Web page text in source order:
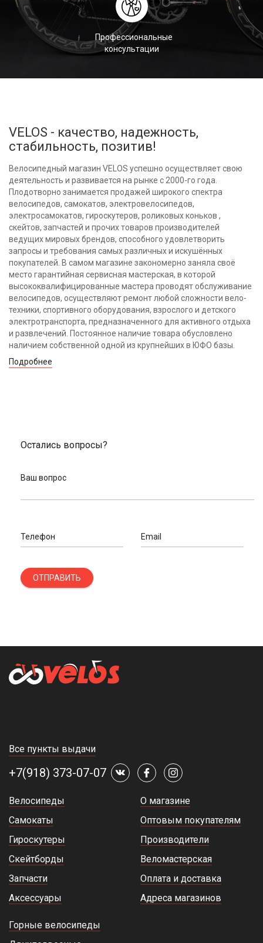
Профессиональные
консультации
VELOS - качество, надежность,
стабильность, позитив!
Велосипедный магазин VELOS успешно осуществляет свою
деятельность и развивается на рынке с 2000-го года.
Плодотворно занимается продажей широкого спектра
велосипедов, самокатов, электровелосипедов,
электросамокатов, гироскутеров, роликовых коньков ,
скейтов, запчастей и прочих товаров производителей
ведущих мировых брендов, способного удовлетворить
запросы и требования самых различных и искушённых
покупателей. В самом магазине закономерно заняла своё
место гарантийная сервисная мастерская, в которой
высококвалифицированные мастера проводят обслуживание
велосипедов, осуществляют ремонт любой сложности вело-
техники, спортивного оборудования, взрослого и детского
электротранспорта, предназначенного для активного отдыха
и развлечений. Постоянное наличие товара обусловлено
наличием собственной одной из крупнейших в ЮФО базы.
Подробнее
Остались вопросы?
Ваш вопрос
Телефон Email
ОТПРАВИТЬ
Все пункты выдачи
+7(918) 373-07-07
Велосипеды
Самокаты
Гироскутеры
Скейтборды
Запчасти
Аксессуары
О магазине
Оптовым покупателям
Производители
Веломастерская
Оплата и доставка
Адреса магазинов
Горные велосипеды